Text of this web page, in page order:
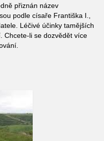
přiznán název
podle císaře Františka I.,
Léčivé účinky tamějších
Chcete-li se dozvědět více